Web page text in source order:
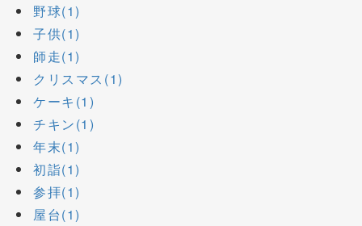
野球(1)
子供(1)
師走(1)
クリスマス(1)
ケーキ(1)
チキン(1)
年末(1)
初詣(1)
参拝(1)
屋台(1)